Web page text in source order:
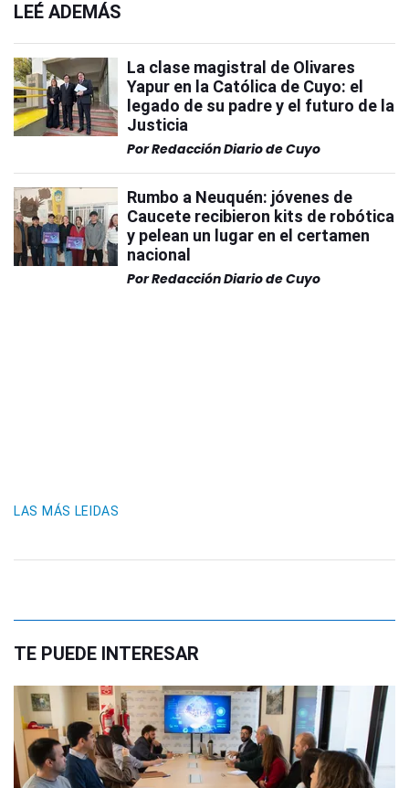
LEÉ ADEMÁS
La clase magistral de Olivares
Yapur en la Católica de Cuyo: el
legado de su padre y el futuro de la
Justicia
PorRedacción Diario de Cuyo
Rumbo a Neuquén: jóvenes de
Caucete recibieron kits de robótica
y pelean un lugar en el certamen
nacional
PorRedacción Diario de Cuyo
LAS MÁS LEIDAS
TE PUEDE INTERESAR